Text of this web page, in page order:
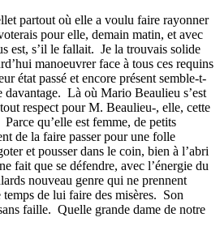
partout où elle a voulu faire rayonner
pour elle, demain matin, et avec
est, s’il le fallait. Je la trouvais solide
manoeuvrer face à tous ces requins
état passé et encore présent semble-t-
davantage. Là où Mario Beaulieu s’est
respect pour M. Beaulieu-, elle, cette
qu’elle est femme, de petits
de la faire passer pour une folle
et pousser dans le coin, bien à l’abri
fait que se défendre, avec l’énergie du
nouveau genre qui ne prennent
de lui faire des misères. Son
faille. Quelle grande dame de notre